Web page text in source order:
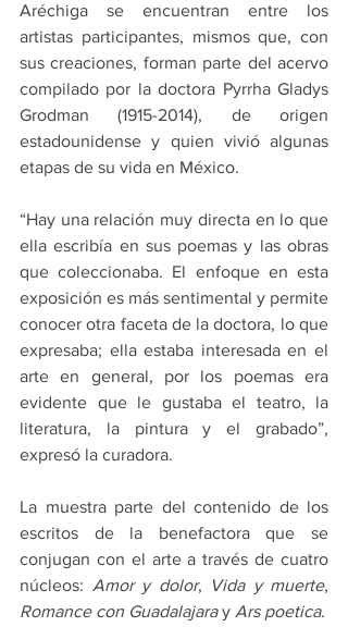
Aréchiga se encuentran entre los
artistas participantes, mismos que, con
sus creaciones, forman parte del acervo
compilado por la doctora Pyrrha Gladys
Grodman (1915-2014), de origen
estadounidense y quien vivió algunas
etapas de su vida en México.
“Hay una relación muy directa en lo que
ella escribía en sus poemas y las obras
que coleccionaba. El enfoque en esta
exposición es más sentimental y permite
conocer otra faceta de la doctora, lo que
expresaba; ella estaba interesada en el
arte en general, por los poemas era
evidente que le gustaba el teatro, la
literatura, la pintura y el grabado”,
expresó la curadora.
La muestra parte del contenido de los
escritos de la benefactora que se
conjugan con el arte a través de cuatro
núcleos: Amor y dolor, Vida y muerte
Romance con Guadalajara y Ars poetica